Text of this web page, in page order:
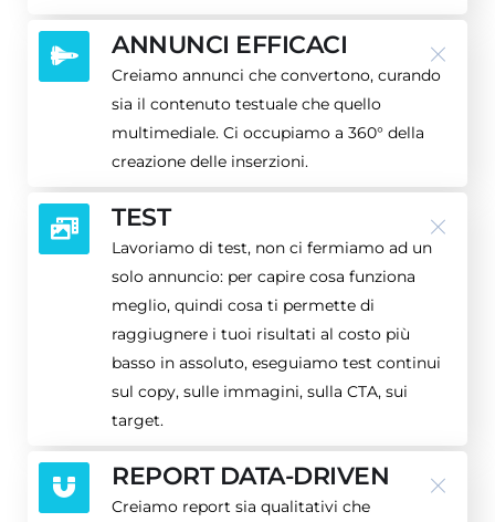
ANNUNCI EFFICACI
Creiamo annunci che convertono, curando
sia il contenuto testuale che quello
multimediale. Ci occupiamo a 360° della
creazione delle inserzioni.
TEST
Lavoriamo di test, non ci fermiamo ad un
solo annuncio: per capire cosa funziona
meglio, quindi cosa ti permette di
raggiugnere i tuoi risultati al costo più
basso in assoluto, eseguiamo test continui
sul copy, sulle immagini, sulla CTA, sui
target.
REPORT DATA-DRIVEN
Creiamo report sia qualitativi che